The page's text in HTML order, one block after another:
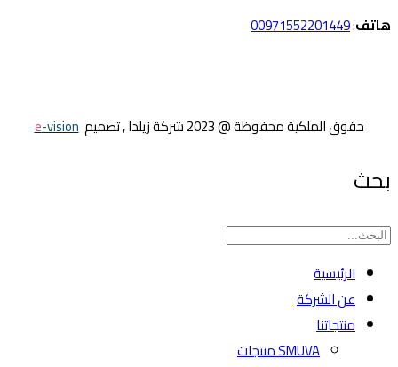
هاتف:
00971552201449
حقوق الملكية محفوظة @ 2023 شركة زيلدا , تصميم e-vision
بحث
الرئيسية
عن الشركة
منتجاتنا
SMUVA منتجات